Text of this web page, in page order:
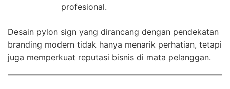
profesional.
Desain pylon sign yang dirancang dengan pendekatan
branding modern tidak hanya menarik perhatian, tetapi
juga memperkuat reputasi bisnis di mata pelanggan.